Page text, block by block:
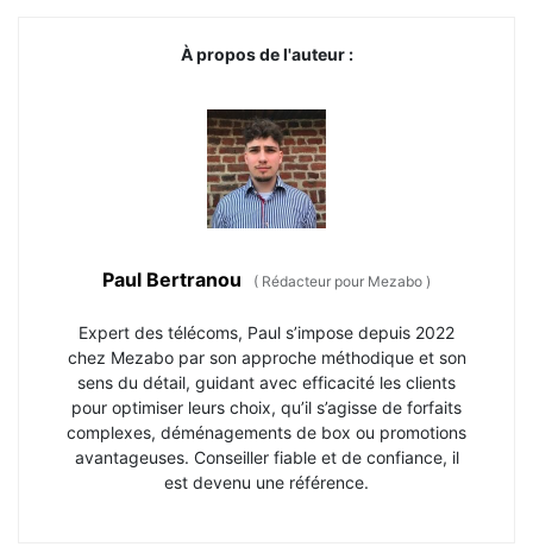
À propos de l'auteur :
Paul Bertranou ( Rédacteur pour Mezabo )
Expert des télécoms, Paul s’impose depuis 2022
chez Mezabo par son approche méthodique et son
sens du détail, guidant avec efficacité les clients
pour optimiser leurs choix, qu’il s’agisse de forfaits
complexes, déménagements de box ou promotions
avantageuses. Conseiller fiable et de confiance, il
est devenu une référence.